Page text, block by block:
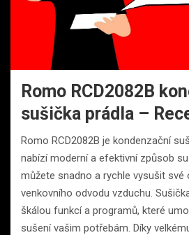
Romo RCD2082B
sušička prádla –
Romo RCD2082B je kondenzační
nabízí moderní a efektivní způsob
můžete snadno a rychle vysušit své
venkovního odvodu vzduchu.
škálou funkcí a programů, které
sušení vašim potřebám. Díky